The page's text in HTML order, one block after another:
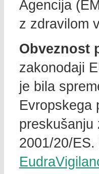
Agencija
z zdravilom
Obveznost
zakonodaji
je bila
Evropskega
preskušanju
2001/20/